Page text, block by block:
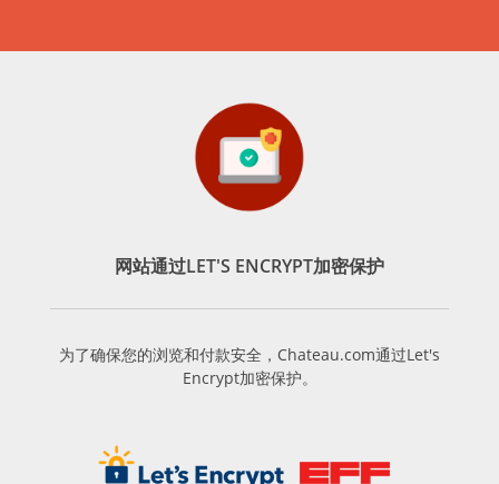
网站通过LET'S ENCRYPT加密保护
为了确保您的浏览和付款安全，Chateau.com通过Let's
Encrypt加密保护。